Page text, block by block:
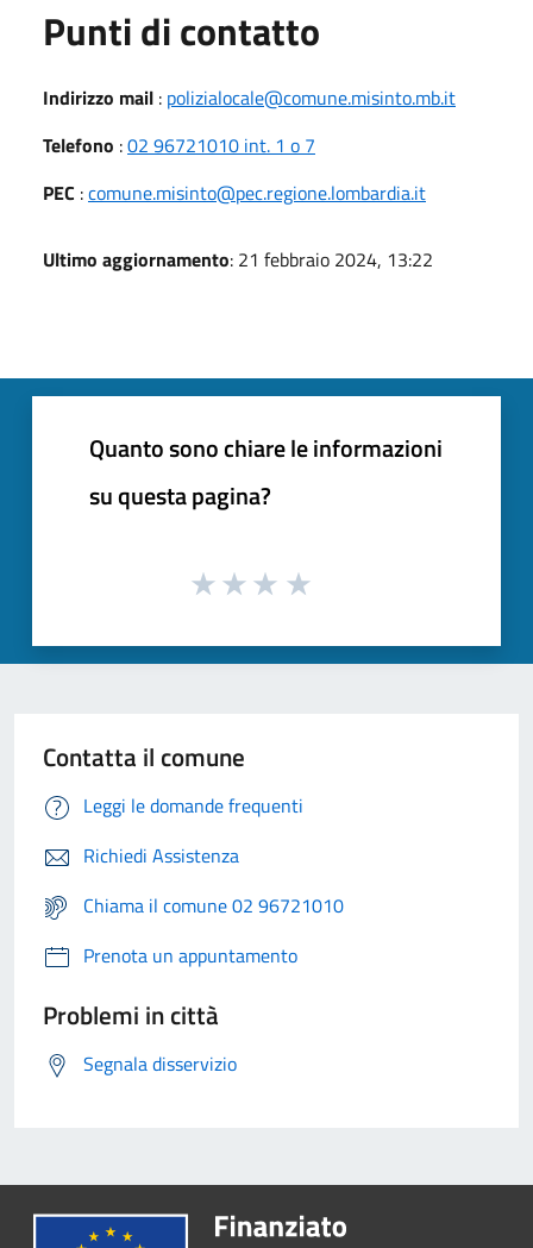
Punti di contatto
Indirizzo mail : polizialocale@comune.misinto.mb.it
Telefono :02 96721010 int. 1 o 7
PEC :comune.misinto@pec.regione.lombardia.it
Ultimo aggiornamento: 21 febbraio 2024, 13:22
Quanto sono chiare le informazioni
su questa pagina?
Contatta il comune
Leggi le domande frequenti
Richiedi Assistenza
Chiama il comune 02 96721010
Prenota un appuntamento
Problemi in città
Segnala disservizio